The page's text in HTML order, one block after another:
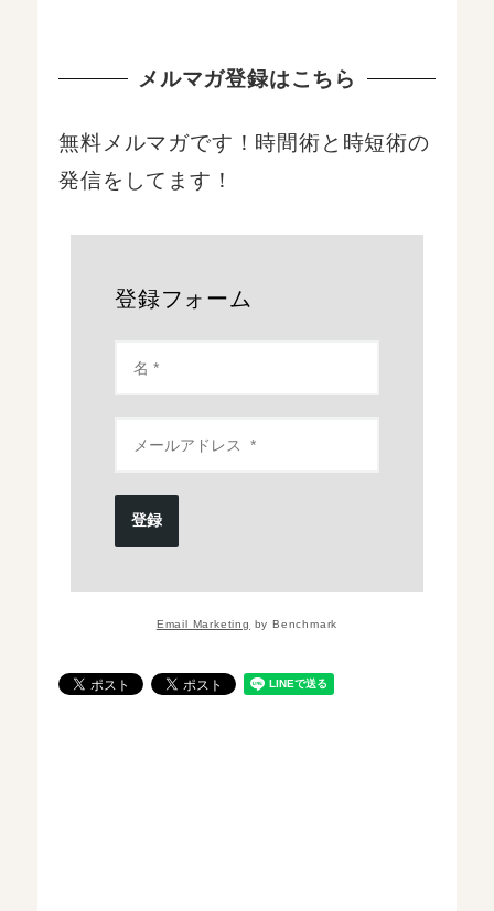
メルマガ登録はこちら
無料メルマガです！時間術と時短術の
発信をしてます！
登録フォーム
登録
Email Marketing by Benchmark